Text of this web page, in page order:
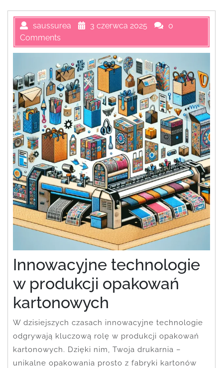
saussurea 3 czerwca 2025
0
Comments
Innowacyjne technologie
w produkcji opakowań
kartonowych
W dzisiejszych czasach innowacyjne technologie
odgrywają kluczową rolę w produkcji opakowań
kartonowych. Dzięki nim, Twoja drukarnia –
unikalne opakowania prosto z fabryki kartonów